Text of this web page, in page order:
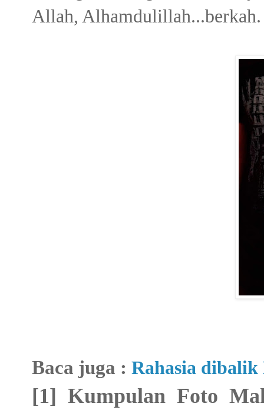
Allah,
Baca juga : Rahasia dibalik
[1] Kumpulan Foto